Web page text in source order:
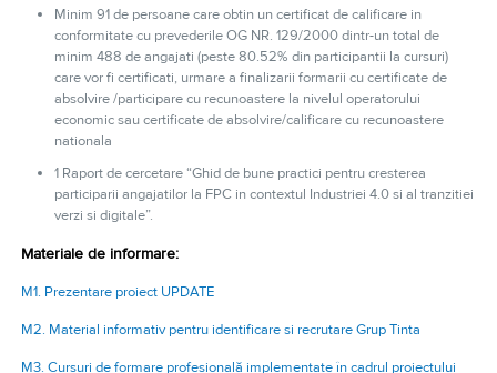
Minim 91 de persoane care obtin un certificat de calificare in
conformitate cu prevederile OG NR. 129/2000 dintr-un total de
minim 488 de angajati (peste 80.52% din participantii la cursuri)
care vor fi certificati, urmare a finalizarii formarii cu certificate de
absolvire /participare cu recunoastere la nivelul operatorului
economic sau certificate de absolvire/calificare cu recunoastere
nationala
1 Raport de cercetare “Ghid de bune practici pentru cresterea
participarii angajatilor la FPC in contextul Industriei 4.0 si al tranzitiei
verzi si digitale”.
Materiale de informare:
M1. Prezentare proiect UPDATE
M2. Material informativ pentru identificare si recrutare Grup Tinta
M3. Cursuri de formare profesională implementate în cadrul proiectului